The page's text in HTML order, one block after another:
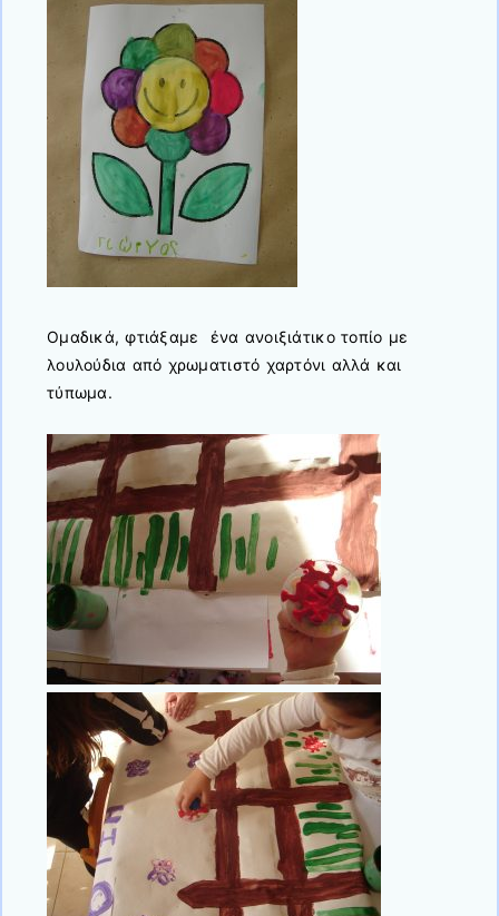
Ομαδικά, φτιάξαμε ένα ανοιξιάτικο τοπίο με
λουλούδια από χρωματιστό χαρτόνι αλλά και
τύπωμα.